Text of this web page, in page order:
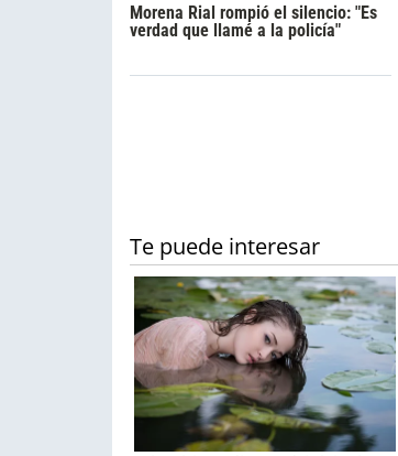
Morena Rial rompió el silencio: "Es
verdad que llamé a la policía"